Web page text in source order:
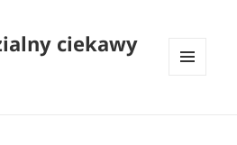
ciekawy